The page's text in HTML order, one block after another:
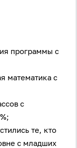
программы с
математика с
с
те, кто
с младших